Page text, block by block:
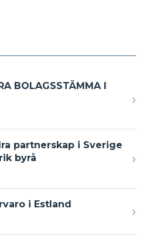
BOLAGSSTÄMMA I
›
partnerskap i Sverige
byrå
›
i Estland ›